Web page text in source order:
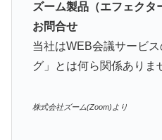
ズーム製品（エフェクタ
お問合せ
当社はWEB会議サービ
グ」とは何ら関係ありま
株式会社ズーム(Zoom)より